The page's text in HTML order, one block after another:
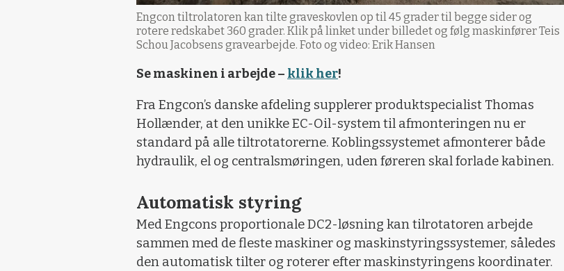
Engcon tiltrolatoren kan tilte graveskovlen op til 45 grader til begge sider og
rotere redskabet 360 grader. Klik på linket under billedet og følg maskinfører Teis
Schou Jacobsens gravearbejde. Foto og video: Erik Hansen
Se maskinen i arbejde – klik her!
Fra Engcon’s danske afdeling supplerer produktspecialist Thomas
Hollænder, at den unikke EC-Oil-system til afmonteringen nu er
standard på alle tiltrotatorerne. Koblingssystemet afmonterer både
hydraulik, el og centralsmøringen, uden føreren skal forlade kabinen.
Automatisk styring
Med Engcons proportionale DC2-løsning kan tilrotatoren arbejde
sammen med de fleste maskiner og maskinstyringssystemer, således
den automatisk tilter og roterer efter maskinstyringens koordinater.